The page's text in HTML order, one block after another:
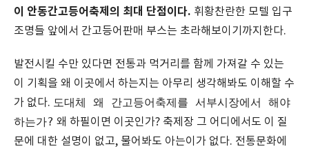
이 안동간고등어축제의 최대 단점이다. 휘황찬란한 모텔 입구
조명들 앞에서 간고등어판매 부스는 초라해보이기까지한다.
발전시킬 수만 있다면 전통과 먹거리를 함께 가져갈 수 있는
이 기획을 왜 이곳에서 하는지는 아무리 생각해봐도 이해할 수
가 없다. 도대체 왜 간고등어축제를 서부시장에서 해야
하는가? 왜 하필이면 이곳인가? 축제장 그 어디에서도 이 질
문에 대한 설명이 없고, 물어봐도 아는이가 없다. 전통문화에